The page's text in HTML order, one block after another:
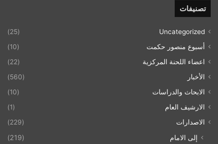
تصنيفات
Uncategorized
(25)
أسبوع منصور حكمت
(10)
اعضاء اللحنة المركزية
(22)
الأخبار
(560)
الابحاث والدراسات
(10)
الارشيف العام
(1)
الاصدارات
(229)
إلى الامام
(219)